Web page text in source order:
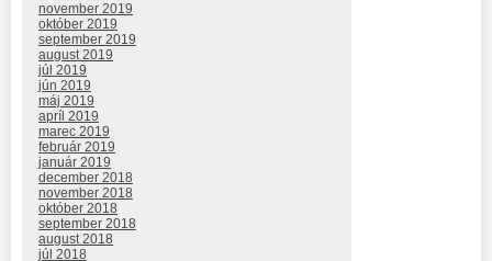
november 2019
október 2019
september 2019
august 2019
júl 2019
jún 2019
máj 2019
apríl 2019
marec 2019
február 2019
január 2019
december 2018
november 2018
október 2018
september 2018
august 2018
júl 2018